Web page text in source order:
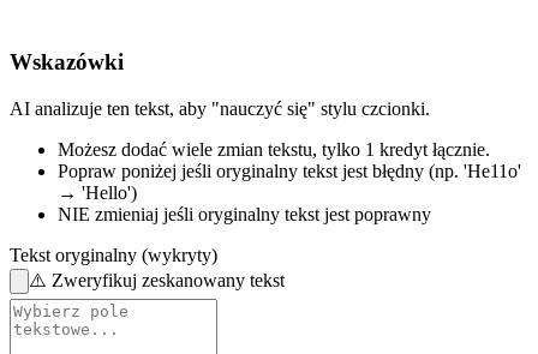
Wskazówki
AI analizuje ten tekst, aby "nauczyć się" stylu czcionki.
Możesz dodać wiele zmian tekstu, tylko 1 kredyt łącznie.
Popraw poniżej jeśli oryginalny tekst jest błędny (np. 'He11o'
→ 'Hello')
NIE zmieniaj jeśli oryginalny tekst jest poprawny
Tekst oryginalny (wykryty)
⚠️ Zweryfikuj zeskanowany tekst